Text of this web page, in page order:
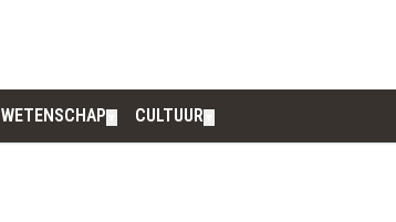
WETENSCHAP CULTUUR